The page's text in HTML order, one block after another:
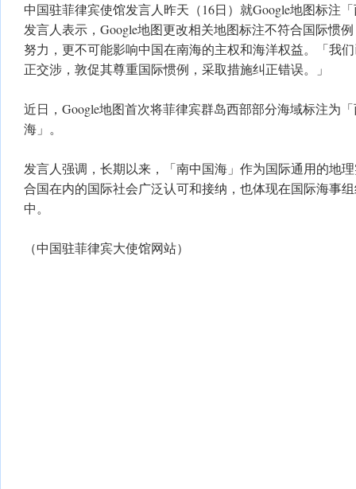
中国驻菲律宾使馆发言人昨天（16日）就Google地图标注
发言人表示，Google地图更改相关地图标注不符合国际惯
努力，更不可能影响中国在南海的主权和海洋权益。「我
正交涉，敦促其尊重国际惯例，采取措施纠正错误。」
近日，Google地图首次将菲律宾群岛西部部分海域标注为
海」。
发言人强调，长期以来，「南中国海」作为国际通用的地
合国在内的国际社会广泛认可和接纳，也体现在国际海事
中。
（中国驻菲律宾大使馆网站）